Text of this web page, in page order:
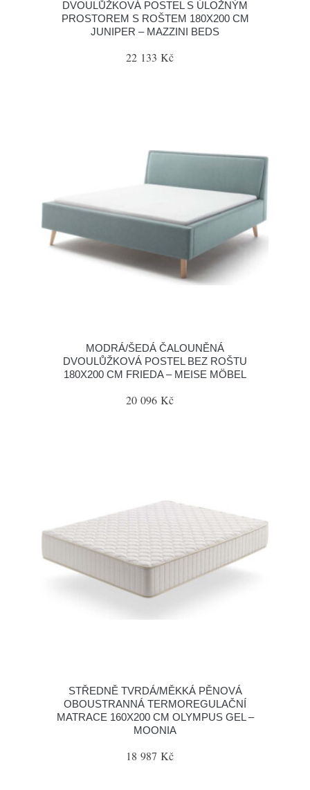
DVOULŮŽKOVÁ POSTEL S ÚLOŽNÝM
PROSTOREM S ROŠTEM 180X200 CM
JUNIPER – MAZZINI BEDS
22 133 Kč
MODRÁ/ŠEDÁ ČALOUNĚNÁ
DVOULŮŽKOVÁ POSTEL BEZ ROŠTU
180X200 CM FRIEDA – MEISE MÖBEL
20 096 Kč
STŘEDNĚ TVRDÁ/MĚKKÁ PĚNOVÁ
OBOUSTRANNÁ TERMOREGULAČNÍ
MATRACE 160X200 CM OLYMPUS GEL –
MOONIA
18 987 Kč